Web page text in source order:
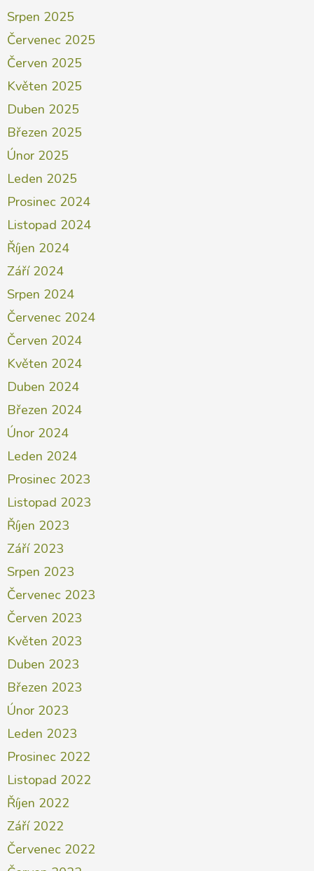
Srpen 2025
Červenec 2025
Červen 2025
Květen 2025
Duben 2025
Březen 2025
Únor 2025
Leden 2025
Prosinec 2024
Listopad 2024
Říjen 2024
Září 2024
Srpen 2024
Červenec 2024
Červen 2024
Květen 2024
Duben 2024
Březen 2024
Únor 2024
Leden 2024
Prosinec 2023
Listopad 2023
Říjen 2023
Září 2023
Srpen 2023
Červenec 2023
Červen 2023
Květen 2023
Duben 2023
Březen 2023
Únor 2023
Leden 2023
Prosinec 2022
Listopad 2022
Říjen 2022
Září 2022
Červenec 2022